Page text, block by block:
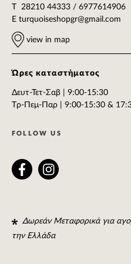
T 28210 44333 / 6977614906
E turquoiseshopgr@gmail.com
view in map
Ώρες καταστήματος
Δευτ-Τετ-Σαβ | 9:00-15:30
Tρ-Πεμ-Παρ | 9:00-15:30 &
FOLLOW US
Δωρεάν Μεταφορικά για
την Ελλάδα